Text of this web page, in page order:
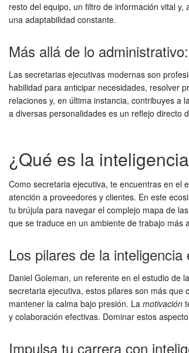
resto del equipo, un filtro de información vital
una adaptabilidad constante.
Más allá de lo
Las secretarias ejecutivas modernas son
habilidad para anticipar necesidades, resolver
relaciones y, en última instancia, contribuyes a
a diversas personalidades es un reflejo directo
¿Qué es la
Como secretaria ejecutiva, te encuentras en el
atención a proveedores y clientes. En este
tu brújula para navegar el complejo mapa de
que se traduce en un ambiente de trabajo más
Los pilares de la inteligencia
Daniel Goleman, un referente en el estudio de
secretaria ejecutiva, estos pilares son más que
mantener la calma bajo presión. La motivación
y colaboración efectivas. Dominar estos
Impulsa tu carrera con